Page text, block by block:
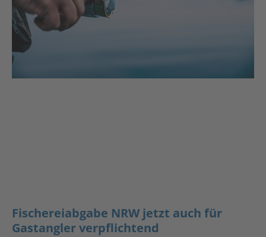
Fischereiabgabe NRW jetzt auch für
Gastangler verpflichtend